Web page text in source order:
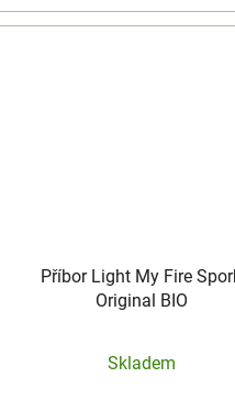
Příbor Light My Fire
Original BIO
Skladem